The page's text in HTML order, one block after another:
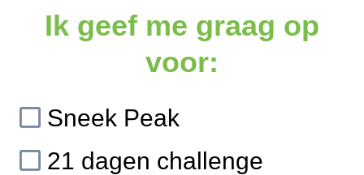
Ik geef me graag op
voor:
Sneek Peak
21 dagen challenge